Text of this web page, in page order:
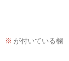
※ が付いている欄